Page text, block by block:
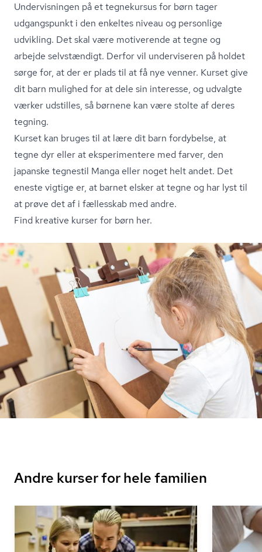
Undervisningen på et tegnekursus for børn tager
udgangspunkt i den enkeltes niveau og personlige
udvikling. Det skal være motiverende at tegne og
arbejde selvstændigt. Derfor vil underviseren på holdet
sørge for, at der er plads til at få nye venner. Kurset give
dit barn mulighed for at dele sin interesse, og udvalgte
værker udstilles, så børnene kan være stolte af deres
tegning.
Kurset kan bruges til at lære dit barn fordybelse, at
tegne dyr eller at eksperimentere med farver, den
japanske tegnestil Manga eller noget helt andet. Det
eneste vigtige er, at barnet elsker at tegne og har lyst til
at prøve det af i fællesskab med andre.
Find kreative kurser for børn her.
Andre kurser for hele familien